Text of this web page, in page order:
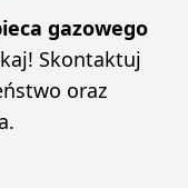
gazowego
Skontaktuj
oraz